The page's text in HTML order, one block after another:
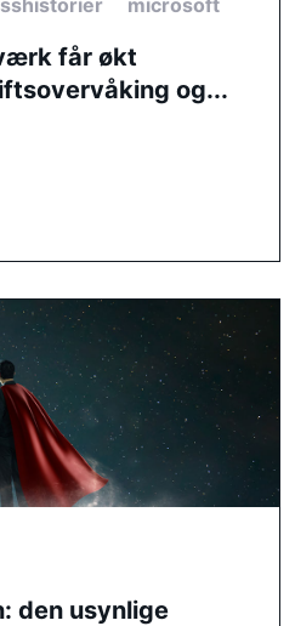
får økt
og...
den usynlige